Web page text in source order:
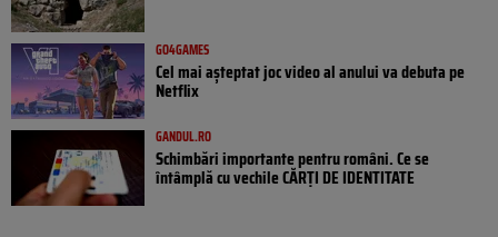
GO4GAMES
Cel mai așteptat joc video al anului va debuta pe
Netflix
GANDUL.RO
Schimbări importante pentru români. Ce se
întâmplă cu vechile CĂRȚI DE IDENTITATE